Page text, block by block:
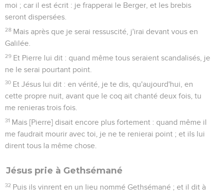
moi ; car il est écrit : je frapperai le Berger, et les brebis
seront dispersées.
28 Mais après que je serai ressuscité, j'irai devant vous en
Galilée.
29 Et Pierre lui dit : quand même tous seraient scandalisés, je
ne le serai pourtant point.
30 Et Jésus lui dit : en vérité, je te dis, qu'aujourd'hui, en
cette propre nuit, avant que le coq ait chanté deux fois, tu
me renieras trois fois.
31 Mais [Pierre] disait encore plus fortement : quand même il
me faudrait mourir avec toi, je ne te renierai point ; et ils lui
dirent tous la même chose.
Jésus prie à Gethsémané
32 Puis ils vinrent en un lieu nommé Gethsémané ; et il dit à